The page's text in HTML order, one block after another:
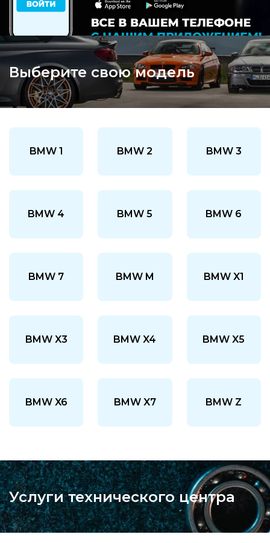
Выберите свою модель
BMW 1 BMW 2 BMW 3
BMW 4 BMW 5 BMW 6
BMW 7 BMW M BMW X1
BMW X3 BMW X4 BMW X5
BMW X6 BMW X7 BMW Z
Услуги технического центра